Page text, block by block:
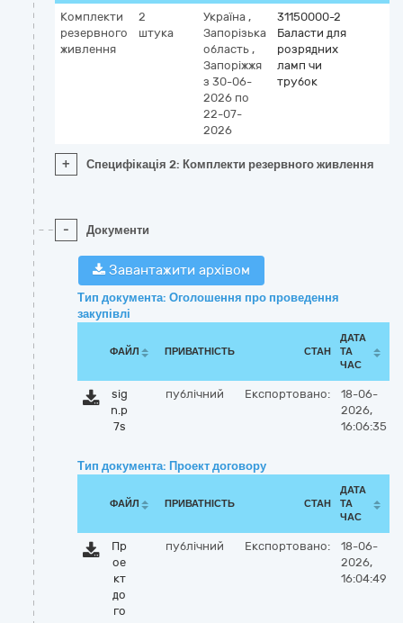
Комплекти
резервного
живлення
2
штука
Україна ,
Запорізька
область ,
Запоріжжя
з 30-06-
2026 по
22-07-
2026
31150000-2
Баласти для
розрядних
ламп чи
трубок
+ Специфікація 2: Комплекти резервного живлення
- Документи
Завантажити архівом
Тип документа: Оголошення про проведення
закупівлі
ФАЙЛ ПРИВАТНІСТЬ СТАН
ДАТА
ТА
ЧАС
sig
n.p
7s
публічний Експортовано:
18-06-
2026,
16:06:35
Тип документа: Проект договору
ФАЙЛ ПРИВАТНІСТЬ СТАН
ДАТА
ТА
ЧАС
Пр
ое
кт
до
го
публічний Експортовано:
18-06-
2026,
16:04:49